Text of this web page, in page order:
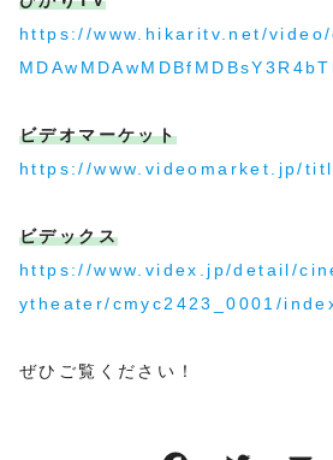
https://www.hikaritv.net/
ビデオマーケット
https://www.videomarket.jp/
ビデックス
https://www.videx.jp/detail/
ytheater/cmyc2423_0001/
ぜひご覧ください！